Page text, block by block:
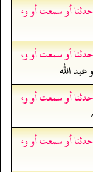
أو سمعت أو و،
أو سمعت أو و،
الله
أو سمعت أو و،
أو سمعت أو و،